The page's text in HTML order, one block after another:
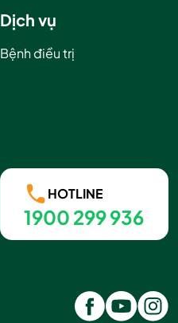
Dịch vụ
Bệnh điều trị
HOTLINE
1900 299 936